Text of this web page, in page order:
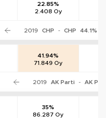
22.85%
2.408 Oy
2019 CHP - CHP 44.1%
41.94%
71.849 Oy
2019 AK Parti - AK
35%
86.287 Oy